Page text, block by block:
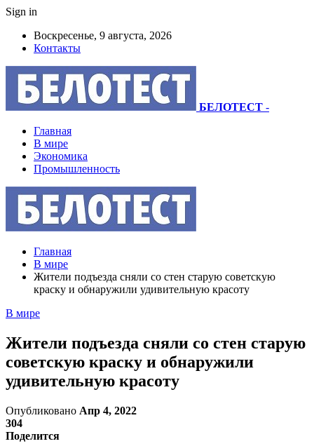
Sign in
Воскресенье, 9 августа, 2026
Контакты
БЕЛОТЕСТ -
Главная
В мире
Экономика
Промышленность
Главная
В мире
Жители подъезда сняли со стен старую советскую
краску и обнаружили удивительную красоту
В мире
Жители подъезда сняли со стен старую
советскую краску и обнаружили
удивительную красоту
Опубликовано Апр 4, 2022
304
Поделится